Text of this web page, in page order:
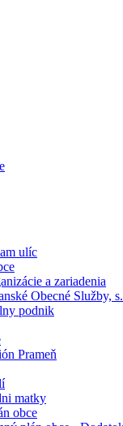
ulíc
a zariadenia
Obecné Služby,
podnik
Prameň
matky
obce